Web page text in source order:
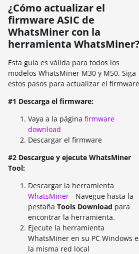
¿Cómo actualizar el
firmware ASIC de
WhatsMiner con la
herramienta WhatsMiner?
Esta guía es válida para todos los
modelos WhatsMiner M30 y M50. Siga
estos pasos para actualizar el
#1 Descarga el firmware:
Vaya a la página firmware
download
Descargar el firmware
#2 Descargue y ejecute WhatsMiner
Tool:
Descargar la herramienta
WhatsMiner - Navegue hasta la
pestaña Tools Download para
encontrar la herramienta.
Ejecute la herramienta
WhatsMiner en su PC Windows
la misma red local